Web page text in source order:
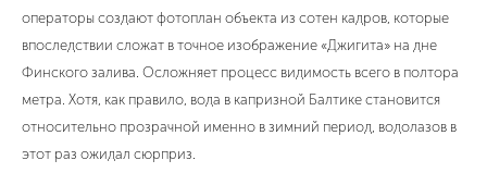
операторы создают фотоплан объекта из сотен кадров, которые
впоследствии сложат в точное изображение «Джигита» на дне
Финского залива. Осложняет процесс видимость всего в полтора
метра. Хотя, как правило, вода в капризной Балтике становится
относительно прозрачной именно в зимний период, водолазов в
этот раз ожидал сюрприз.